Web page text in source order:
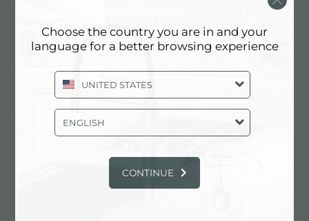
Choose the country you are in and your
language for a better browsing experience
UNITED STATES
ENGLISH
CONTINUE